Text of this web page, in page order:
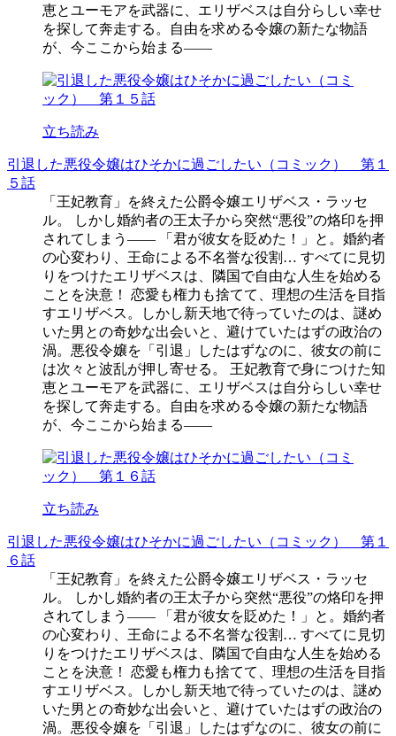
恵とユーモアを武器に、エリザベスは自分らしい幸せ
を探して奔走する。自由を求める令嬢の新たな物語
が、今ここから始まる――
立ち読み
引退した悪役令嬢はひそかに過ごしたい（コミック） 第１
５話
「王妃教育」を終えた公爵令嬢エリザベス・ラッセ
ル。 しかし婚約者の王太子から突然“悪役”の烙印を押
されてしまう―― 「君が彼女を貶めた！」と。婚約者
の心変わり、王命による不名誉な役割… すべてに見切
りをつけたエリザベスは、隣国で自由な人生を始める
ことを決意！ 恋愛も権力も捨てて、理想の生活を目指
すエリザベス。しかし新天地で待っていたのは、謎め
いた男との奇妙な出会いと、避けていたはずの政治の
渦。悪役令嬢を「引退」したはずなのに、彼女の前に
は次々と波乱が押し寄せる。 王妃教育で身につけた知
恵とユーモアを武器に、エリザベスは自分らしい幸せ
を探して奔走する。自由を求める令嬢の新たな物語
が、今ここから始まる――
立ち読み
引退した悪役令嬢はひそかに過ごしたい（コミック） 第１
６話
「王妃教育」を終えた公爵令嬢エリザベス・ラッセ
ル。 しかし婚約者の王太子から突然“悪役”の烙印を押
されてしまう―― 「君が彼女を貶めた！」と。婚約者
の心変わり、王命による不名誉な役割… すべてに見切
りをつけたエリザベスは、隣国で自由な人生を始める
ことを決意！ 恋愛も権力も捨てて、理想の生活を目指
すエリザベス。しかし新天地で待っていたのは、謎め
いた男との奇妙な出会いと、避けていたはずの政治の
渦。悪役令嬢を「引退」したはずなのに、彼女の前に